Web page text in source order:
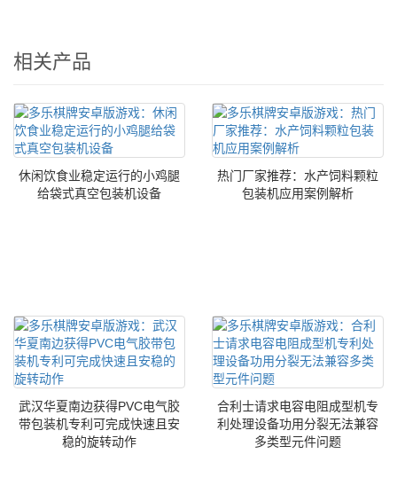
相关产品
休闲饮食业稳定运行的小鸡腿
给袋式真空包装机设备
热门厂家推荐：水产饲料颗粒
包装机应用案例解析
武汉华夏南边获得PVC电气胶
带包装机专利可完成快速且安
稳的旋转动作
合利士请求电容电阻成型机专
利处理设备功用分裂无法兼容
多类型元件问题